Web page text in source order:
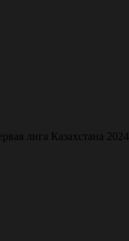
лига Казахстана 2024